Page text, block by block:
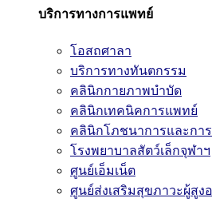
บริการทางการแพทย์
โอสถศาลา
บริการทางทันตกรรม
คลินิกกายภาพบำบัด
คลินิกเทคนิคการแพทย์
คลินิกโภชนาการและกา
โรงพยาบาลสัตว์เล็กจุฬาฯ
ศูนย์เอ็มเน็ต
ศูนย์ส่งเสริมสุขภาวะผู้สูง